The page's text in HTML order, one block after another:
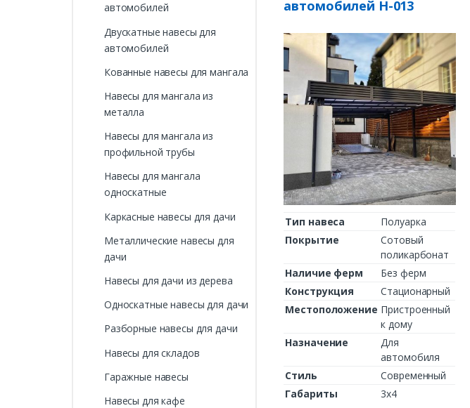
автомобилей Н-013
Тип навеса
Полуарка
Покрытие
Сотовый
поликарбонат
Наличие ферм
Без ферм
Конструкция
Стационарный
Местоположение Пристроенный
к дому
Назначение
Для
автомобиля
Стиль
Современный
Габариты
3х4
автомобилей
Двускатные навесы для
автомобилей
Кованные навесы для мангала
Навесы для мангала из
металла
Навесы для мангала из
профильной трубы
Навесы для мангала
односкатные
Каркасные навесы для дачи
Металлические навесы для
дачи
Навесы для дачи из дерева
Односкатные навесы для дачи
Разборные навесы для дачи
Навесы для складов
Гаражные навесы
Навесы для кафе